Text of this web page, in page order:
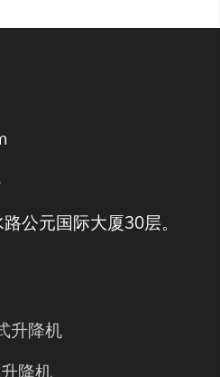
公元国际大厦30层。
升降机
降机